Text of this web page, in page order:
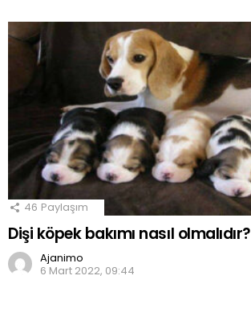
46 Paylaşım
Dişi köpek bakımı nasıl olmalıdır?
Ajanimo
6 Mart 2022, 09:44